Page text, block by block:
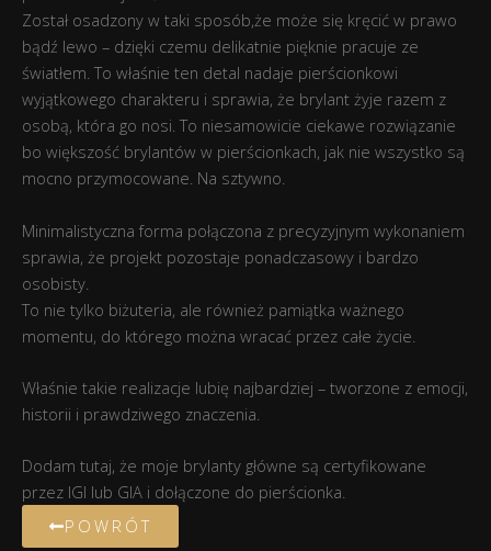
Został osadzony w taki sposób,że może się kręcić w prawo
bądź lewo – dzięki czemu delikatnie pięknie pracuje ze
światłem. To właśnie ten detal nadaje pierścionkowi
wyjątkowego charakteru i sprawia, że brylant żyje razem z
osobą, która go nosi. To niesamowicie ciekawe rozwiązanie
bo większość brylantów w pierścionkach, jak nie wszystko są
mocno przymocowane. Na sztywno.
Minimalistyczna forma połączona z precyzyjnym wykonaniem
sprawia, że projekt pozostaje ponadczasowy i bardzo
osobisty.
To nie tylko biżuteria, ale również pamiątka ważnego
momentu, do którego można wracać przez całe życie.
Właśnie takie realizacje lubię najbardziej – tworzone z emocji,
historii i prawdziwego znaczenia.
Dodam tutaj, że moje brylanty główne są certyfikowane
przez IGI lub GIA i dołączone do pierścionka.
POWRÓT